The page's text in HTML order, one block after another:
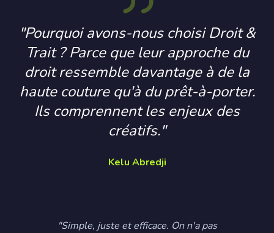
"Pourquoi avons-nous choisi Droit &
Trait ? Parce que leur approche du
droit ressemble davantage à de la
haute couture qu'à du prêt-à-porter.
Ils comprennent les enjeux des
créatifs."
Kelu Abredji
"Simple, juste et efficace. On n'a pas